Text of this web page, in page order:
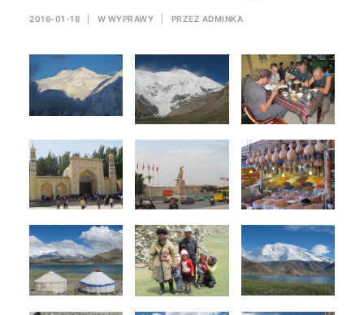
2016-01-18 W WYPRAWY PRZEZ ADMINKA